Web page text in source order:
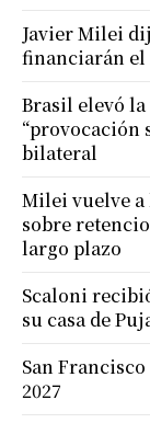
Javier Milei
financiarán el
Brasil elevó
“provocación
bilateral
Milei vuelve a
sobre
largo plazo
Scaloni
su casa de
San
2027